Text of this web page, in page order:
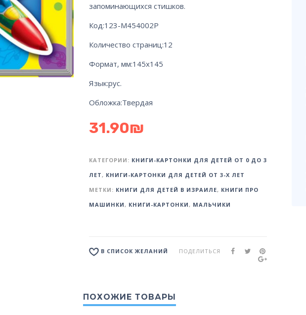
запоминающихся стишков.
Код:123-М454002Р
Количество страниц:12
Формат, мм:145х145
Язык:рус.
Обложка:Твердая
31.90₪
КАТЕГОРИИ: КНИГИ-КАРТОНКИ ДЛЯ ДЕТЕЙ ОТ 0 ДО 3
ЛЕТ , КНИГИ-КАРТОНКИ ДЛЯ ДЕТЕЙ ОТ 3-Х ЛЕТ
МЕТКИ: КНИГИ ДЛЯ ДЕТЕЙ В ИЗРАИЛЕ, КНИГИ ПРО
МАШИНКИ , КНИГИ-КАРТОНКИ , МАЛЬЧИКИ
В СПИСОК ЖЕЛАНИЙ ПОДЕЛИТЬСЯ
ПОХОЖИЕ ТОВАРЫ